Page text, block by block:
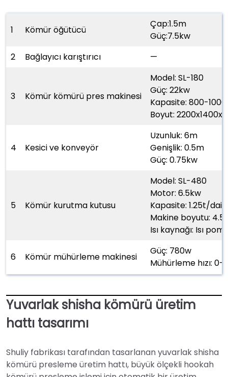
1 Kömür öğütücü
Çap:1.5m
Güç:7.5kw
2
Bağlayıcı karıştırıcı —
3 Kömür kömürü pres makinesi
Model: SL-180
Güç: 22kw
Kapasite: 800-
Boyut:
4 Kesici ve konveyör
Uzunluk: 6m
Genişlik: 0.5m
Güç: 0.75kw
5 Kömür kurutma kutusu
Model: SL-480
Motor: 6.5kw
Kapasite: 1.25t/
Makine boyutu:
Isı kaynağı: Isı
6 Kömür mühürleme makinesi
Güç: 780w
Mühürleme hızı:
Yuvarlak shisha kömürü üretim
hattı tasarımı
Shuliy fabrikası tarafından tasarlanan yuvarlak shisha
kömürü presleme üretim hattı, büyük ölçekli hookah